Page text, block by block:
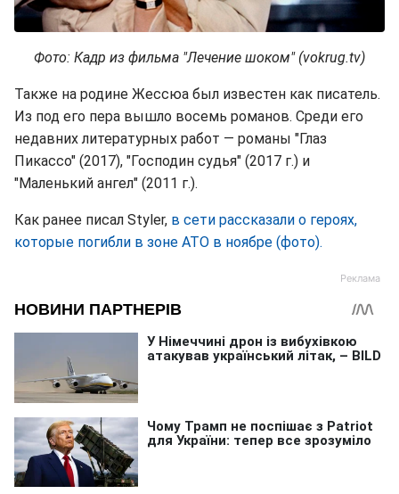
Фото: Кадр из фильма "Лечение шоком" (vokrug.tv)
Также на родине Жессюа был известен как писатель.
Из под его пера вышло восемь романов. Среди его
недавних литературных работ — романы "Глаз
Пикассо" (2017), "Господин судья" (2017 г.) и
"Маленький ангел" (2011 г.).
Как ранее писал Styler, в сети рассказали о героях,
которые погибли в зоне АТО в ноябре (фото).